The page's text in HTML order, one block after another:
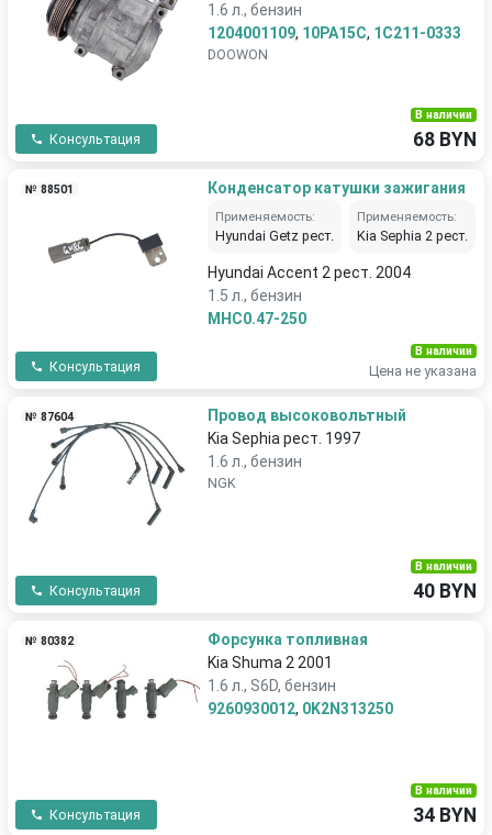
1.6 л., бензин
1204001109, 10PA15C, 1C211-0333
DOOWON
Консультация
В наличии
68 BYN
№ 88501 Конденсатор катушки зажигания
Применяемость:
Hyundai Getz рест.
Применяемость:
Kia Sephia 2 рест.
Hyundai Accent 2 рест. 2004
1.5 л., бензин
MHC0.47-250
Консультация
В наличии
Цена не указана
№ 87604
Провод высоковольтный
Kia Sephia рест. 1997
1.6 л., бензин
NGK
Консультация
В наличии
40 BYN
№ 80382
Форсунка топливная
Kia Shuma 2 2001
1.6 л., S6D, бензин
9260930012, 0K2N313250
Консультация
В наличии
34 BYN